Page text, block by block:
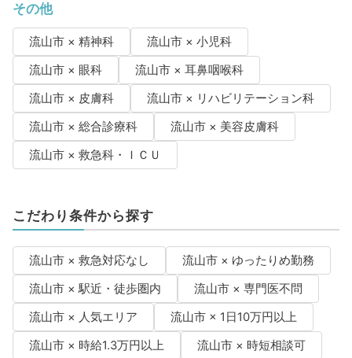
その他
流山市 × 精神科
流山市 × 小児科
流山市 × 眼科
流山市 × 耳鼻咽喉科
流山市 × 皮膚科
流山市 × リハビリテーション科
流山市 × 総合診療科
流山市 × 美容皮膚科
流山市 × 救急科・ＩＣＵ
こだわり条件から探す
流山市 × 救急対応なし
流山市 × ゆったりめ勤務
流山市 × 駅近・徒歩圏内
流山市 × 専門医不問
流山市 × 人気エリア
流山市 × 1日10万円以上
流山市 × 時給1.3万円以上
流山市 × 時短相談可